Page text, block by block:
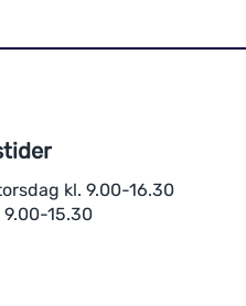
kl. 9.00-16.30
9.00-15.30